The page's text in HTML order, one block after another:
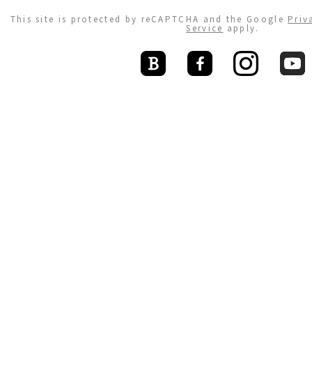
This site is protected by reCAPTCHA and the Google
Service apply.